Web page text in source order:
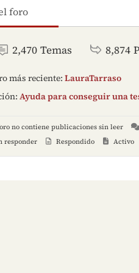
foro
2,470 Temas 8,874
más reciente:LauraTarraso
Ayuda para conseguir una
no contiene publicaciones sin leer
responder Respondido Activo